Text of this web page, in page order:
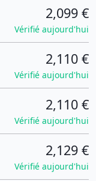
2,099 €
Vérifié aujourd'hui
2,110 €
Vérifié aujourd'hui
2,110 €
Vérifié aujourd'hui
2,129 €
Vérifié aujourd'hui